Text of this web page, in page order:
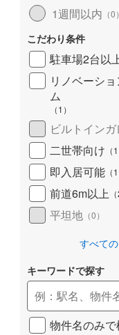
1週間以内 （0）
こだわり条件
駐車場2台以
リノベーシ
ム
（1 ）
ビルトイン
二世帯向け （1
即入居可能 （1
前道6m以上 （
平坦地 （0）
すべて
キーワードで探す
物件名のみで